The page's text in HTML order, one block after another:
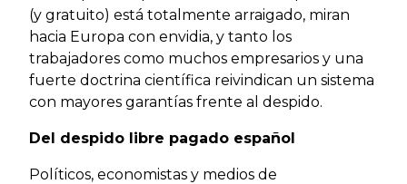
(y gratuito) está totalmente arraigado, miran
hacia Europa con envidia, y tanto los
trabajadores como muchos empresarios y una
fuerte doctrina científica reivindican un sistema
con mayores garantías frente al despido.
Del despido libre pagado español
Políticos, economistas y medios de